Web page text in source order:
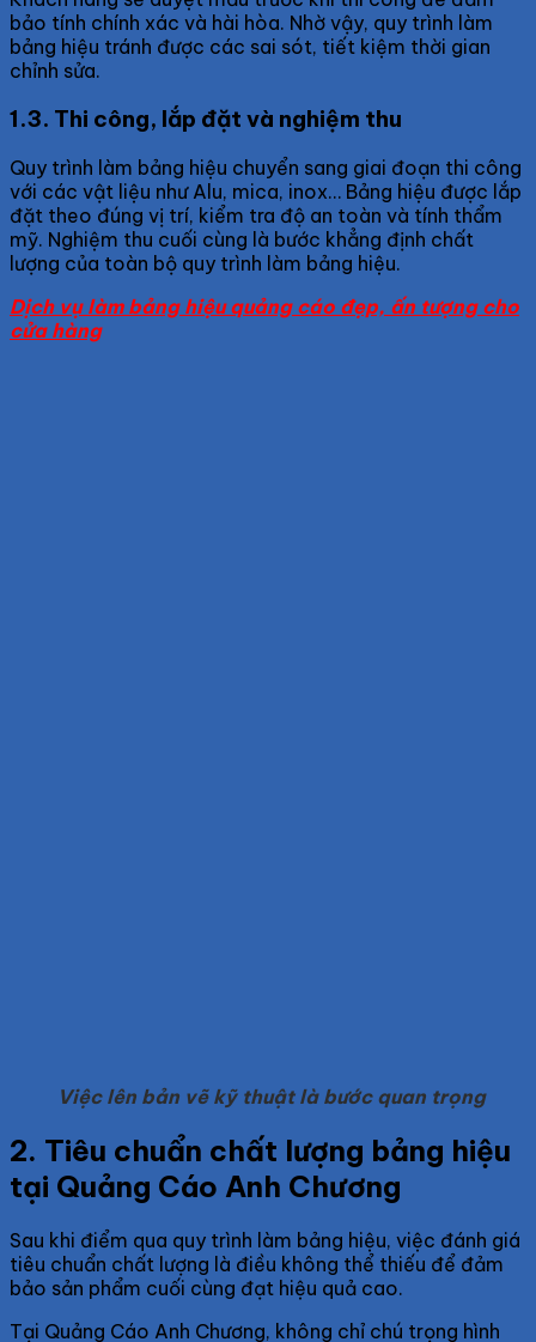
bảo tính chính xác và hài hòa. Nhờ vậy, quy trình làm
bảng hiệu tránh được các sai sót, tiết kiệm thời gian
chỉnh sửa.
1.3. Thi công, lắp đặt và nghiệm thu
Quy trình làm bảng hiệu chuyển sang giai đoạn thi công
với các vật liệu như Alu, mica, inox… Bảng hiệu được lắp
đặt theo đúng vị trí, kiểm tra độ an toàn và tính thẩm
mỹ. Nghiệm thu cuối cùng là bước khẳng định chất
lượng của toàn bộ quy trình làm bảng hiệu.
Dịch vụ làm bảng hiệu quảng cáo đẹp, ấn tượng cho
cửa hàng
Việc lên bản vẽ kỹ thuật là bước quan trọng
2. Tiêu chuẩn chất lượng bảng hiệu
tại Quảng Cáo Anh Chương
Sau khi điểm qua quy trình làm bảng hiệu, việc đánh giá
tiêu chuẩn chất lượng là điều không thể thiếu để đảm
bảo sản phẩm cuối cùng đạt hiệu quả cao.
Tại Quảng Cáo Anh Chương, không chỉ chú trọng hình